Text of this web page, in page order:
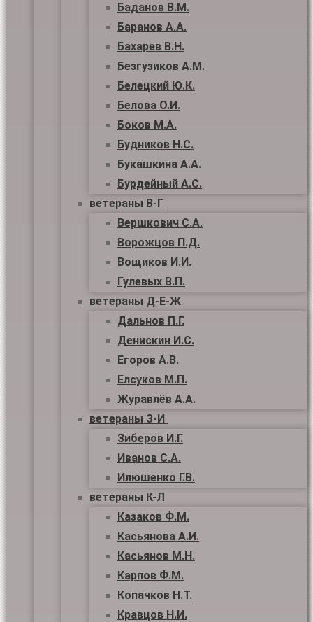
Баданов В.М.
Баранов А.А.
Бахарев В.Н.
Безгузиков А.М.
Белецкий Ю.К.
Белова О.И.
Боков М.А.
Будников Н.С.
Букашкина А.А.
Бурдейный А.С.
ветераны В-Г
Вершкович С.А.
Ворожцов П.Д.
Вощиков И.И.
Гулевых В.П.
ветераны Д-Е-Ж
Дальнов П.Г.
Денискин И.С.
Егоров А.В.
Елсуков М.П.
Журавлёв А.А.
ветераны З-И
Зиберов И.Г.
Иванов С.А.
Илюшенко Г.В.
ветераны К-Л
Казаков Ф.М.
Касьянова А.И.
Касьянов М.Н.
Карпов Ф.М.
Копачков Н.Т.
Кравцов Н.И.